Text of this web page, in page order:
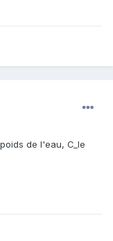
de l'eau, C_le